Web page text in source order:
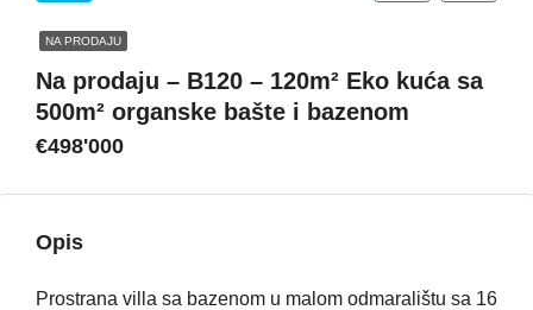
NA PRODAJU
Na prodaju – B120 – 120m² Eko kuća sa
500m² organske bašte i bazenom
€498'000
Opis
Prostrana villa sa bazenom u malom odmaralištu sa 16